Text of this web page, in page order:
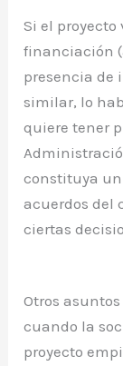
Si el proyecto
financiación
presencia de
similar, lo
quiere tener
constituya un
acuerdos del
ciertas
Otros
cuando la
proyecto